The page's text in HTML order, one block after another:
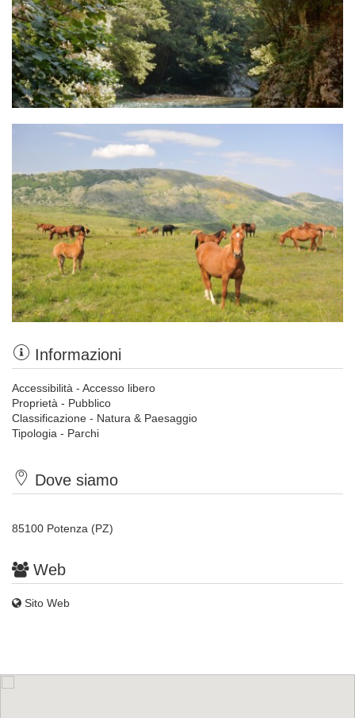
Informazioni
Accessibilità - Accesso libero
Proprietà - Pubblico
Classificazione - Natura & Paesaggio
Tipologia - Parchi
Dove siamo
85100 Potenza (PZ)
Web
Sito Web